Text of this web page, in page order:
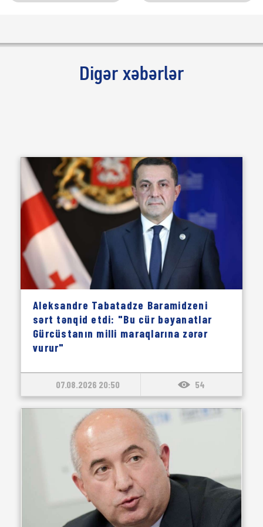
Digər xəbərlər
Aleksandre Tabatadze Baramidzeni
sərt tənqid etdi: "Bu cür bəyanatlar
Gürcüstanın milli maraqlarına zərər
vurur"
07.08.2026 20:50 54